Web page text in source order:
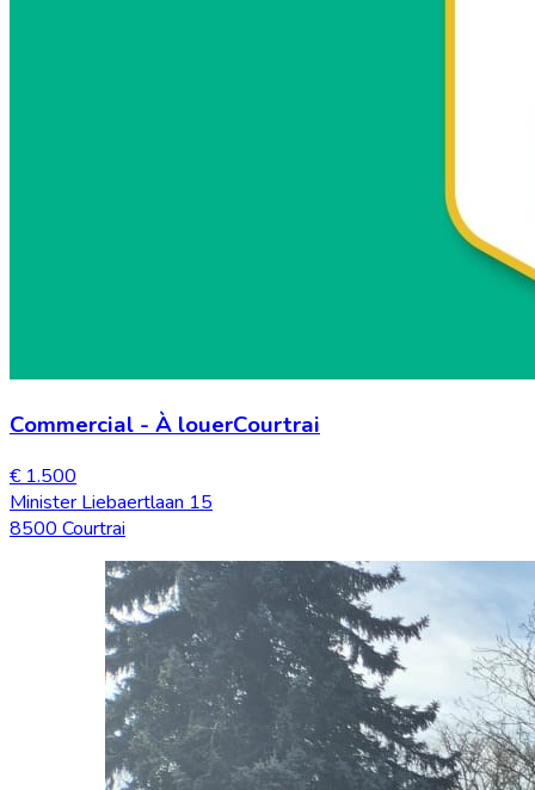
Commercial - À louerCourtrai
€ 1.500
Minister Liebaertlaan 15
8500 Courtrai